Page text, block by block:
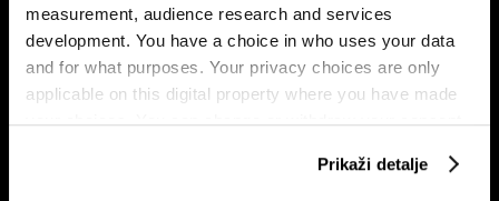
measurement, audience research and services
development. You have a choice in who uses your data
and for what purposes. Your privacy choices are only
applicable on this digital property where you have made
your choices. You can change or withdraw your consent
Prikaži detalje